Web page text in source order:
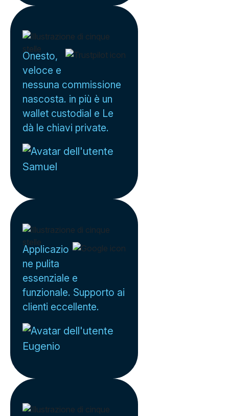
Onesto,
veloce e
nessuna commissione
nascosta. in più è un
wallet custodial e Le
dà le chiavi private.
Samuel
Applicazio
ne pulita
essenziale e
funzionale. Supporto ai
clienti eccellente.
Eugenio